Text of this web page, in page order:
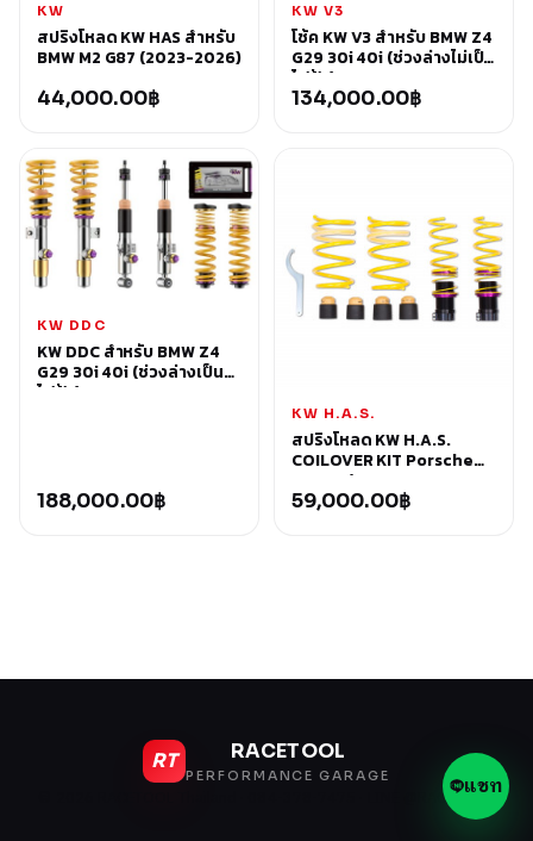
KW
สปริงโหลด KW HAS สำหรับ
BMW M2 G87 (2023-2026)
44,000.00฿
KW V3
โช้ค KW V3 สำหรับ BMW Z4
G29 30i 40i (ช่วงล่างไม่เป็น
ไฟฟ้า)
134,000.00฿
KW DDC
KW DDC สำหรับ BMW Z4
G29 30i 40i (ช่วงล่างเป็น
ไฟฟ้า)
188,000.00฿
KW H.A.S.
สปริงโหลด KW H.A.S.
COILOVER KIT Porsche
992 C2/C4
59,000.00฿
RT RACETOOL
PERFORMANCE GARAGE
© 2026 RACETOOL Thailand · 084-378-7475 · LINE @RACETOOL
แชท